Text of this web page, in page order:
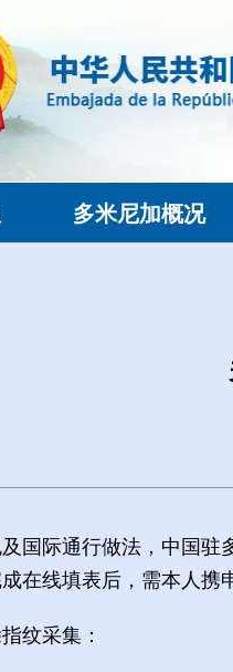
多米尼加概况
国际通行做法，中国
在线填表后，需本人
纹采集：